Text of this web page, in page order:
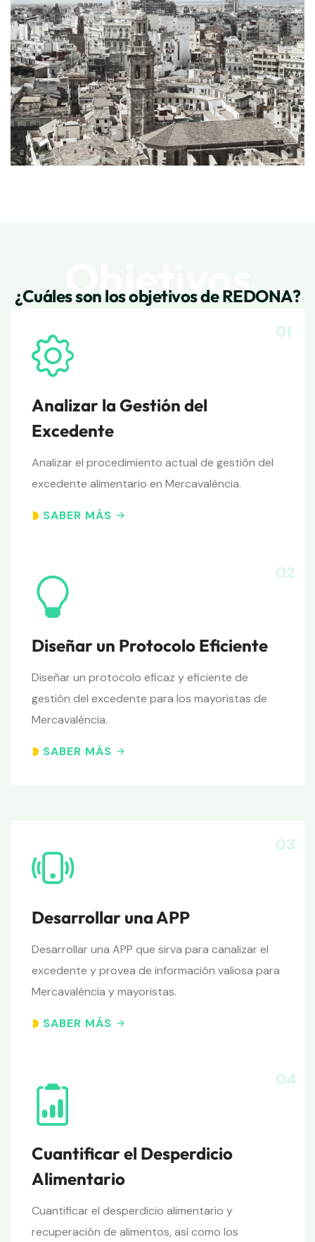
Objetivos
¿Cuáles son los objetivos de REDONA?
01
Analizar la Gestión del
Excedente
Analizar el procedimiento actual de gestión del
excedente alimentario en Mercavalència.
SABER MÁS
02
Diseñar un Protocolo Eficiente
Diseñar un protocolo eficaz y eficiente de
gestión del excedente para los mayoristas de
Mercavalència.
SABER MÁS
03
Desarrollar una APP
Desarrollar una APP que sirva para canalizar el
excedente y provea de información valiosa para
Mercavalència y mayoristas.
SABER MÁS
04
Cuantificar el Desperdicio
Alimentario
Cuantificar el desperdicio alimentario y
recuperación de alimentos, así como los